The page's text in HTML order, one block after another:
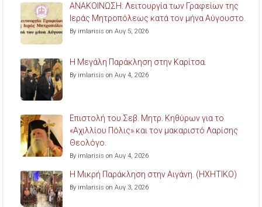
ΑΝΑΚΟΙΝΩΣΗ: Λειτουργία των Γραφείων της
Ιεράς Μητροπόλεως κατά τον μήνα Αύγουστο.
By imlarisis on Αυγ 5, 2026
Η Μεγάλη Παράκληση στην Καρίτσα.
By imlarisis on Αυγ 4, 2026
Επιστολή του Σεβ. Μητρ. Κηθύρων για το
«Αχιλλίου Πόλις» και τον μακαριστό Λαρίσης
Θεολόγο.
By imlarisis on Αυγ 4, 2026
Η Μικρή Παράκληση στην Αιγάνη. (ΗΧΗΤΙΚΟ)
By imlarisis on Αυγ 3, 2026